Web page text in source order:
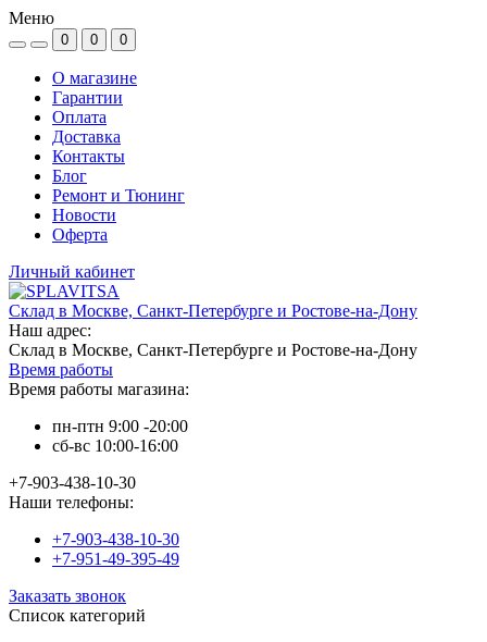
Меню
0 0 0
О магазине
Гарантии
Оплата
Доставка
Контакты
Блог
Ремонт и Тюнинг
Новости
Оферта
Личный кабинет
Склад в Москве, Санкт-Петербурге и Ростове-на-Дону
Наш адрес:
Склад в Москве, Санкт-Петербурге и Ростове-на-Дону
Время работы
Время работы магазина:
пн-птн 9:00 -20:00
сб-вс 10:00-16:00
+7-903-438-10-30
Наши телефоны:
+7-903-438-10-30
+7-951-49-395-49
Заказать звонок
Список категорий